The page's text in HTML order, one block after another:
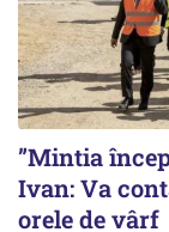
”Mintia
Ivan: Va
orele de vârf